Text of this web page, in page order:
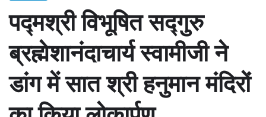
पद्मश्री विभूषित सद्गुरु
ब्रह्मेशानंदाचार्य स्वामीजी ने
डांग में सात श्री हनुमान मंदिरों